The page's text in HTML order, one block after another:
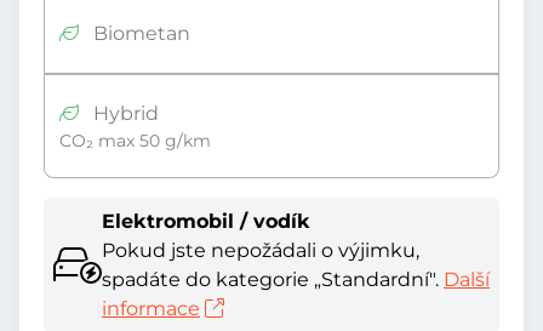
Biometan
Hybrid
CO₂ max 50 g/km
Elektromobil / vodík
Pokud jste nepožádali o výjimku,
spadáte do kategorie „Standardní". Další
informace